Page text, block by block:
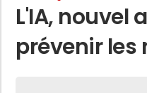
L'IA, nouvel
prévenir les